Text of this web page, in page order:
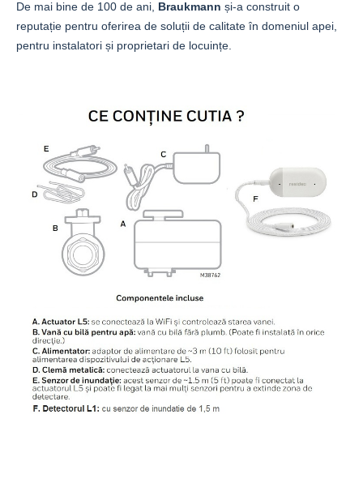
De mai bine de 100 de ani, Braukmann și-a construit o
reputație pentru oferirea de soluții de calitate în domeniul apei,
pentru instalatori și proprietari de locuințe.